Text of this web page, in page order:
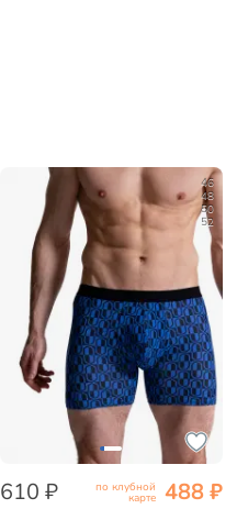
46
48
50
52
610 ₽ по клубной
карте 488 ₽